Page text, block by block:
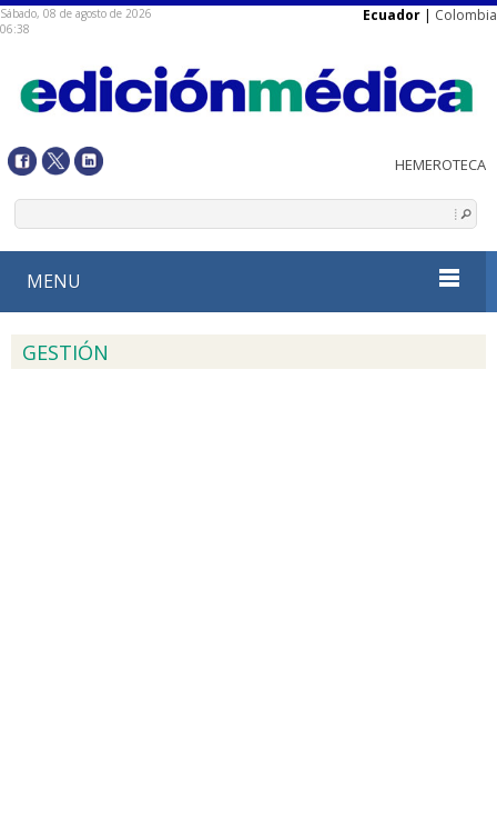
Sábado, 08 de agosto de 2026
06:38
Ecuador | Colombia
MENU
GESTIÓN